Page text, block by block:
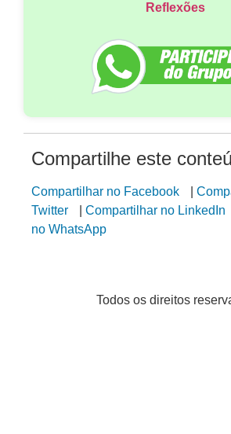
Reflexões
Compartilhe este
Compartilhar no Facebook
Twitter
Compartilhar no LinkedIn
no WhatsApp
Todos os direitos